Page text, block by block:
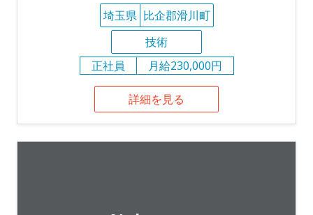
埼玉県 比企郡滑川町
技術
正社員
月給230,000円
詳細を見る